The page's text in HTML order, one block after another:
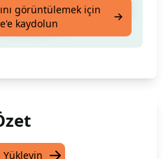
görevlerinizi yapay
görüntülemek için
kaydolun
Yükleyin